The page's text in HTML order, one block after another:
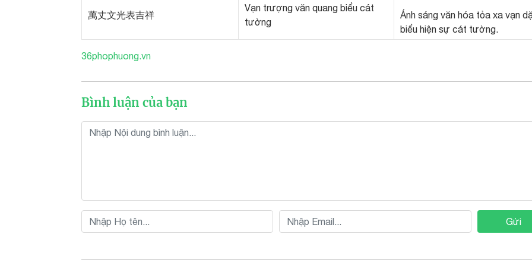
萬丈文光表吉祥
Vạn trượng văn quang biểu cát
tường
Ánh sáng văn hóa tỏa xa vạn
biểu hiện sự cát tường.
36phophuong.vn
Bình luận của bạn
Gửi